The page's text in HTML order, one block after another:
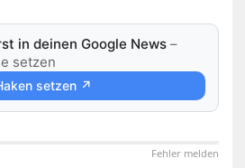
in deinen Google News –
setzen
setzen ↗
Fehler melden